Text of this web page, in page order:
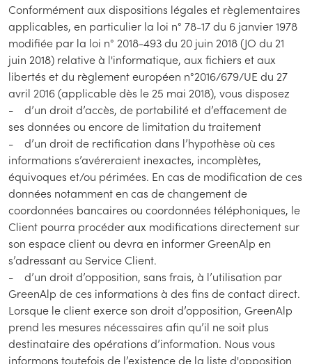
Conformément aux dispositions légales et règlementaires
applicables, en particulier la loi n° 78-17 du 6 janvier 1978
modifiée par la loi n° 2018-493 du 20 juin 2018 (JO du 21
juin 2018) relative à l'informatique, aux fichiers et aux
libertés et du règlement européen n°2016/679/UE du 27
avril 2016 (applicable dès le 25 mai 2018), vous disposez
- d’un droit d’accès, de portabilité et d’effacement de
ses données ou encore de limitation du traitement
- d’un droit de rectification dans l’hypothèse où ces
informations s’avéreraient inexactes, incomplètes,
équivoques et/ou périmées. En cas de modification de ces
données notamment en cas de changement de
coordonnées bancaires ou coordonnées téléphoniques, le
Client pourra procéder aux modifications directement sur
son espace client ou devra en informer GreenAlp en
s’adressant au Service Client.
- d’un droit d’opposition, sans frais, à l’utilisation par
GreenAlp de ces informations à des fins de contact direct.
Lorsque le client exerce son droit d’opposition, GreenAlp
prend les mesures nécessaires afin qu’il ne soit plus
destinataire des opérations d’information. Nous vous
informons toutefois de l’existence de la liste d'opposition